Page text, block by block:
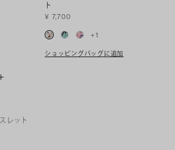
ト
¥ 7,700
+1
ショッピングバッグに追加
レット